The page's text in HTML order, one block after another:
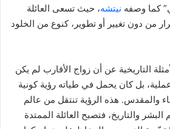
كما وصفه نيتشه، حيث تسعى العائلة
من دون تغيير أو تطوير، كنوع من الخلود
التاريخية عن أن زواج الأقارب لم يكن
بل كان يحمل في طياته رؤية كونية
والمقدس. هذه الرؤية تنتقل من عالم
البشر والتاريخ، فتصبح العائلة الممتدة